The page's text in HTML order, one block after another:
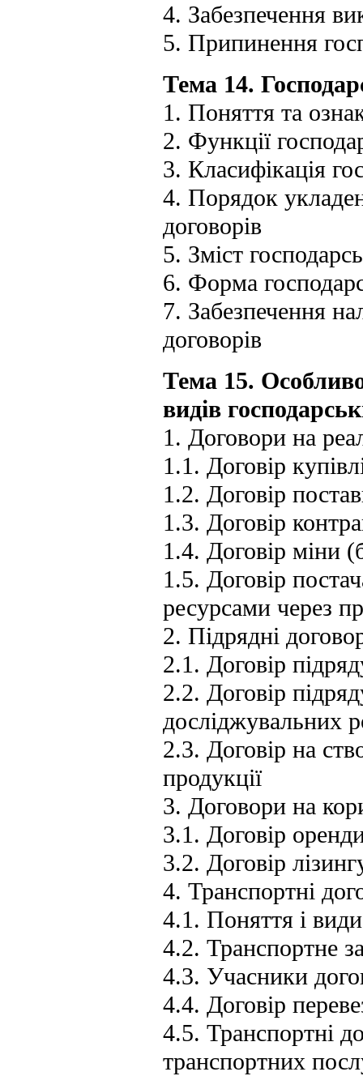
4. Забезпечення
5. Припинення
Тема 14.
1. Поняття та
2. Функції
3. Класифікація
4. Порядок
договорів
5. Зміст
6. Форма
7. Забезпечення
договорів
Тема 15.
видів
1. Договори на
1.1. Договір
1.2. Договір
1.3. Договір
1.4. Договір міни
1.5. Договір
ресурсами через
2. Підрядні
2.1. Договір
2.2. Договір
досліджувальних
2.3. Договір на
продукції
3. Договори на
3.1. Договір
3.2. Договір
4. Транспортні
4.1. Поняття і
4.2. Транспортне
4.3. Учасники
4.4. Договір
4.5. Транспортні
транспортних